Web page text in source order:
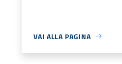
VAI ALLA PAGINA